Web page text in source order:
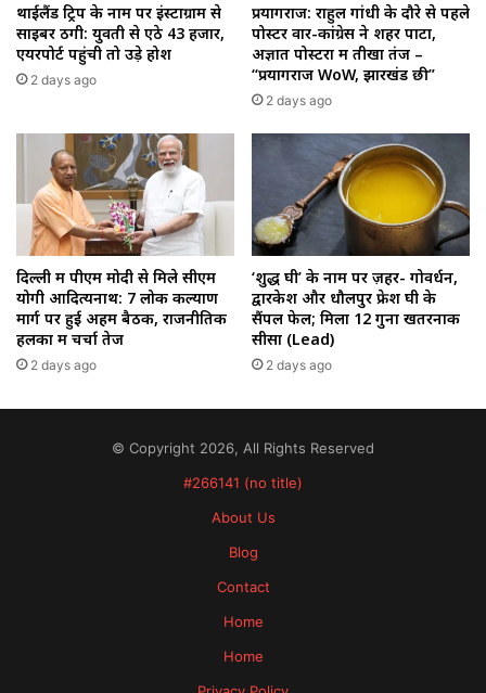
थाईलैंड ट्रिप के नाम पर इंस्टाग्राम से
साइबर ठगी: युवती से ऐंठे ₹43 हजार,
एयरपोर्ट पहुंची तो उड़े होश
2 days ago
प्रयागराज: राहुल गांधी के दौरे से पहले
पोस्टर वार-कांग्रेस ने शहर पाटा,
अज्ञात पोस्टरों में तीखा तंज –
“प्रयागराज WoW, झारखंड छी”
2 days ago
दिल्ली में पीएम मोदी से मिले सीएम
योगी आदित्यनाथ: 7 लोक कल्याण
मार्ग पर हुई अहम बैठक, राजनीतिक
हलकों में चर्चा तेज
2 days ago
‘शुद्ध घी’ के नाम पर ज़हर- गोवर्धन,
द्वारकेश और धौलपुर फ्रेश घी के
सैंपल फेल; मिला 12 गुना खतरनाक
सीसा (Lead)
2 days ago
© Copyright 2026, All Rights Reserved
#266141 (no title)
About Us
Blog
Contact
Home
Home